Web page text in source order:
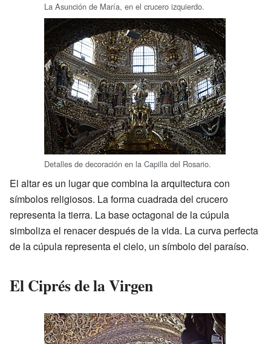
La Asunción de María, en el crucero izquierdo.
Detalles de decoración en la Capilla del Rosario.
El altar es un lugar que combina la arquitectura con
símbolos religiosos. La forma cuadrada del crucero
representa la tierra. La base octagonal de la cúpula
simboliza el renacer después de la vida. La curva perfecta
de la cúpula representa el cielo, un símbolo del paraíso.
El Ciprés de la Virgen